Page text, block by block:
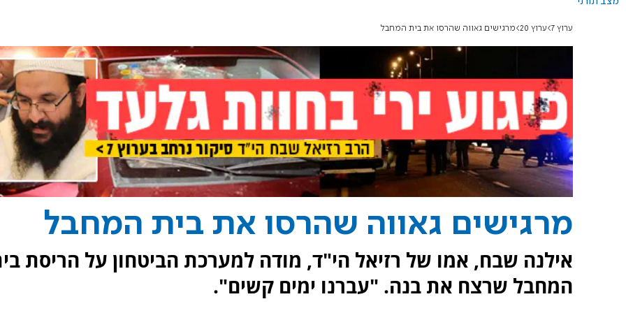
ערוץ 7 ערוץ 20 מרגישים גאווה שהרסו את בית המחבל
מרגישים גאווה שהרסו את בית המחבל
אילנה שבח, אמו של רזיאל הי"ד, מודה למערכת הביטחון על הריסת
המחבל שרצח את בנה. "עברנו ימים קשים".